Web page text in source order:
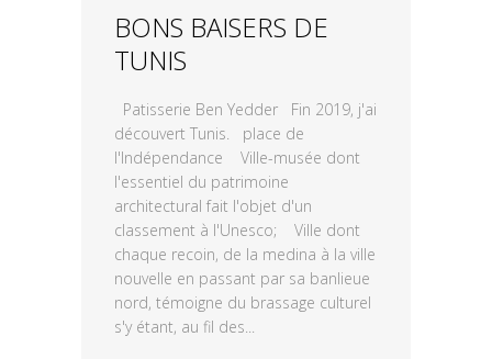
BONS BAISERS DE
TUNIS
Patisserie Ben Yedder Fin 2019, j'ai
découvert Tunis. place de
l'Indépendance Ville-musée dont
l'essentiel du patrimoine
architectural fait l'objet d'un
classement à l'Unesco; Ville dont
chaque recoin, de la medina à la ville
nouvelle en passant par sa banlieue
nord, témoigne du brassage culturel
s'y étant, au fil des...